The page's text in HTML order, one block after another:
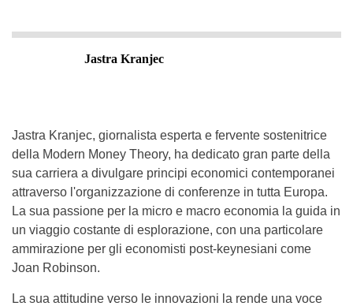
Jastra Kranjec
Jastra Kranjec, giornalista esperta e fervente sostenitrice
della Modern Money Theory, ha dedicato gran parte della
sua carriera a divulgare principi economici contemporanei
attraverso l'organizzazione di conferenze in tutta Europa.
La sua passione per la micro e macro economia la guida in
un viaggio costante di esplorazione, con una particolare
ammirazione per gli economisti post-keynesiani come
Joan Robinson.
La sua attitudine verso le innovazioni la rende una voce